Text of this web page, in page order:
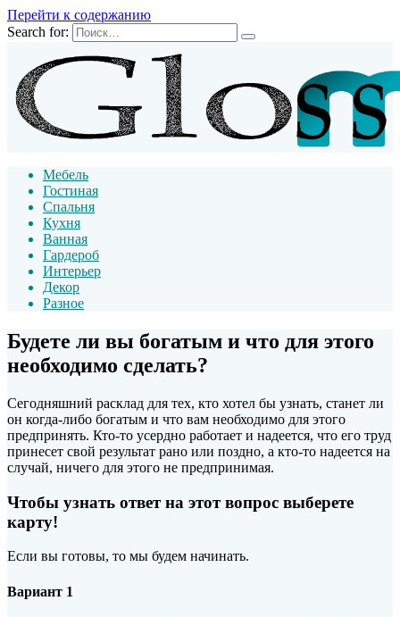
Перейти к содержанию
Search for:
Мебель
Гостиная
Спальня
Кухня
Ванная
Гардероб
Интерьер
Декор
Разное
Будете ли вы богатым и что для этого
необходимо сделать?
Сегодняшний расклад для тех, кто хотел бы узнать, станет ли
он когда-либо богатым и что вам необходимо для этого
предпринять. Кто-то усердно работает и надеется, что его труд
принесет свой результат рано или поздно, а кто-то надеется на
случай, ничего для этого не предпринимая.
Чтобы узнать ответ на этот вопрос выберете
карту!
Если вы готовы, то мы будем начинать.
Вариант 1